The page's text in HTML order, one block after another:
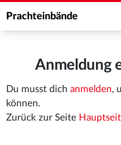
Prachteinbände
Anmeldung
Du musst dich anmelden,
können.
Zurück zur Seite